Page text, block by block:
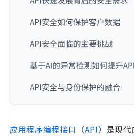
API安全如何保护客户数据
API安全面临的主要挑战
基于AI的异常检测如何提升
API安全与身份保护的融合
应用程序编程接口 （API）是现